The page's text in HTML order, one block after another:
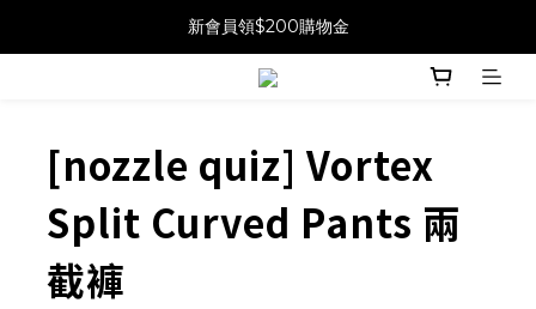
新會員領$200購物金
[nozzle quiz] Vortex
Split Curved Pants 兩
截褲